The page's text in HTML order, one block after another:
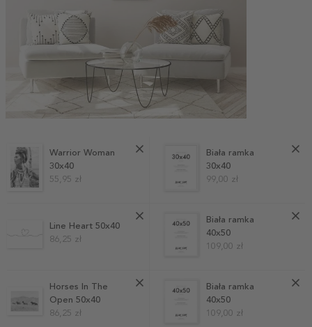
Biała ramka
30x40
99,00 zł
Warrior Woman
30x40
55,95 zł
Biała ramka
40x50
109,00 zł
Line Heart 50x40
86,25 zł
Biała ramka
40x50
109,00 zł
Horses In The
Open 50x40
86,25 zł